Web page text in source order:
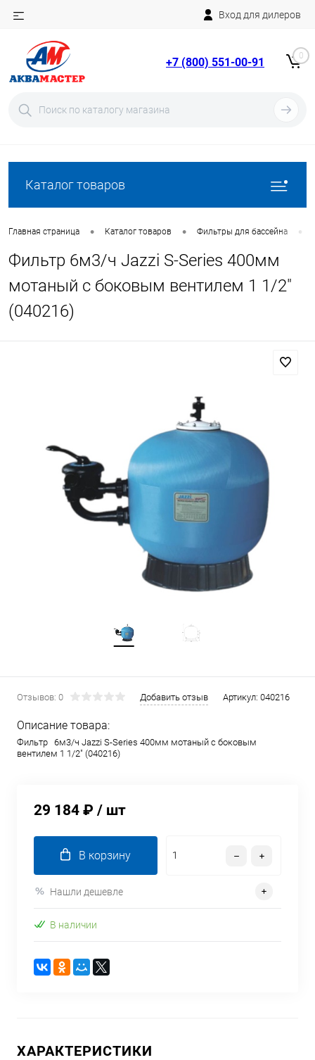
Вход для дилеров
+7 (800) 551-00-91 0
Каталог товаров
Главная страница • Каталог товаров • Фильтры для бассейна •
Фильтр 6м3/ч Jazzi S-Series 400мм
мотаный c боковым вентилем 1 1/2"
(040216)
Отзывов: 0 Добавить отзыв Артикул: 040216
Описание товара:
Фильтр 6м3/ч Jazzi S-Series 400мм мотаный c боковым
вентилем 1 1/2" (040216)
29 184 ₽ / шт
В корзину
Нашли дешевле
В наличии
ХАРАКТЕРИСТИКИ